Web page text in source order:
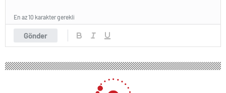
Gönder
En az 10 karakter gerekli